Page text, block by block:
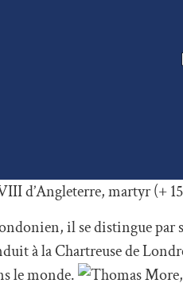
d’Angleterre, martyr (+
il se distingue par
à la Chartreuse de
le monde.